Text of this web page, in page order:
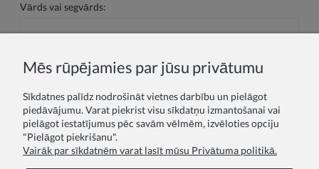
Vārds vai segvārds:
Jūsu atsauksme:
Sūtīt
Mēs rūpējamies par jūsu privātumu
Sīkdatnes palīdz nodrošināt vietnes darbību un pielāgot
piedāvājumu. Varat piekrist visu sīkdatņu izmantošanai vai
pielāgot iestatījumus pēc savām vēlmēm, izvēloties opciju
"Pielāgot piekrišanu".
Vairāk par sīkdatnēm varat lasīt mūsu Privātuma politikā.